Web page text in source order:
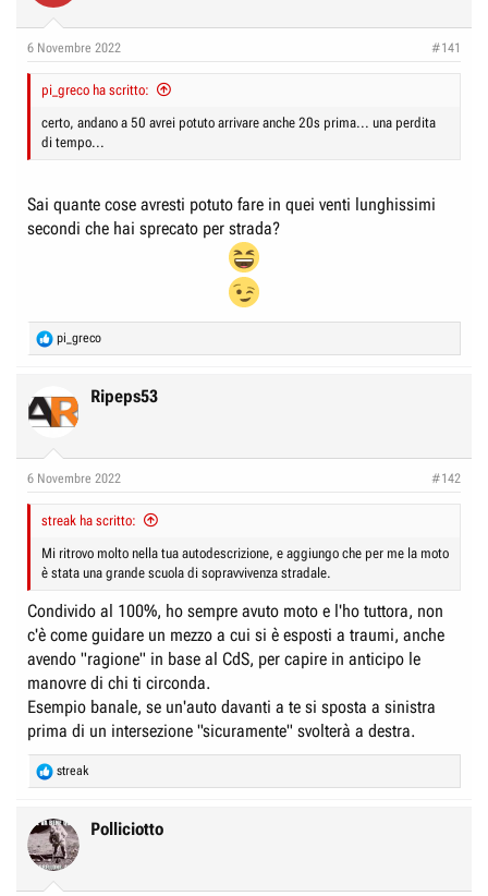
s
6 Novembre 2022 #141
pi_greco ha scritto:
certo, andano a 50 avrei potuto arrivare anche 20s prima... una perdita
di tempo...
Sai quante cose avresti potuto fare in quei venti lunghissimi
secondi che hai sprecato per strada?
R
e
i
s
pi_greco
Ripeps53
6 Novembre 2022 #142
streak ha scritto:
Mi ritrovo molto nella tua autodescrizione, e aggiungo che per me la moto
è stata una grande scuola di sopravvivenza stradale.
Condivido al 100%, ho sempre avuto moto e l'ho tuttora, non
c'è come guidare un mezzo a cui si è esposti a traumi, anche
avendo "ragione" in base al CdS, per capire in anticipo le
manovre di chi ti circonda.
Esempio banale, se un'auto davanti a te si sposta a sinistra
prima di un intersezione "sicuramente" svolterà a destra.
R
e
c
t
i
streak
Polliciotto